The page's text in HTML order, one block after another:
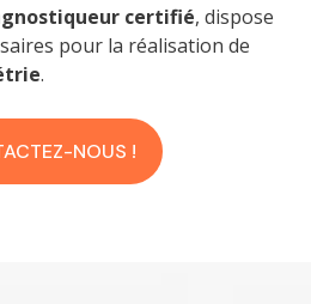
certifié, dispose
pour la réalisation de
.
NOUS !